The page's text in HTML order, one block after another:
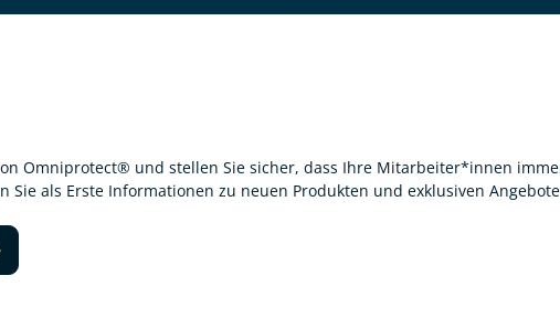
Omniprotect® und stellen Sie sicher, dass Ihre Mitarbeiter*innen
als Erste Informationen zu neuen Produkten und exklusiven